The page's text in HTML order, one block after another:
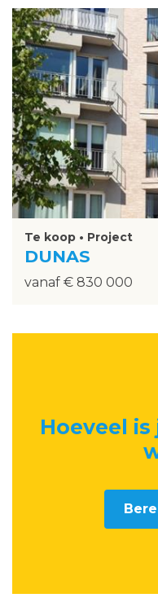
Te koop • Project
DUNAS
vanaf € 830 000
Hoeveel